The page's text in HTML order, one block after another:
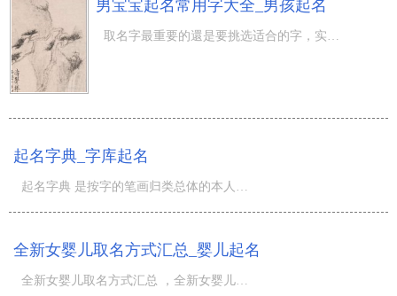
男宝宝起名常用字大全_男孩起名
起名字典_字库起名
全新女婴儿取名方式汇总_婴儿起名